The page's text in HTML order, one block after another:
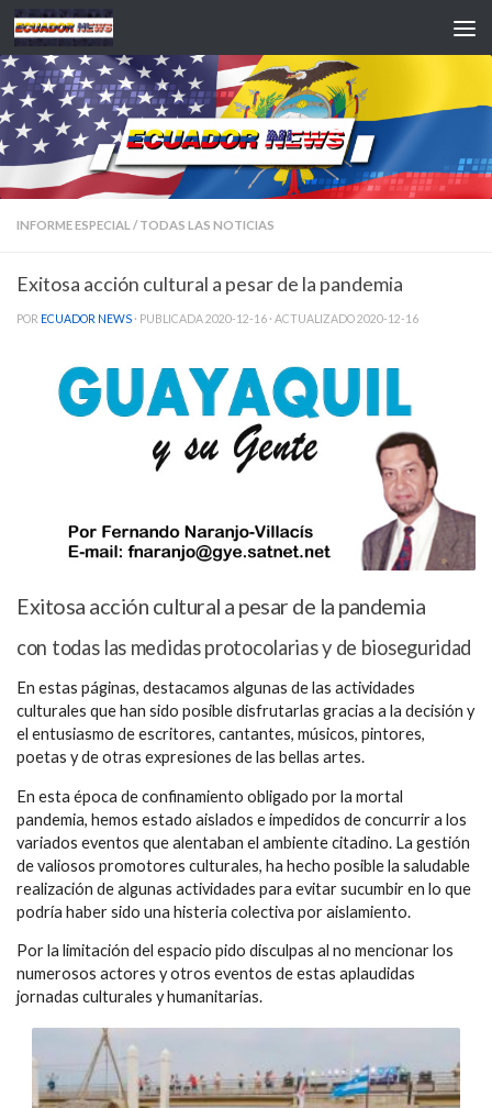
Saltar al contenido
INFORME ESPECIAL / TODAS LAS NOTICIAS
Exitosa acción cultural a pesar de la pandemia
POR ECUADOR NEWS · PUBLICADA2020-12-16 · ACTUALIZADO2020-12-16
Exitosa acción cultural a pesar de la pandemia
con todas las medidas protocolarias y de bioseguridad
En estas páginas, destacamos algunas de las actividades
culturales que han sido posible disfrutarlas gracias a la decisión y
el entusiasmo de escritores, cantantes, músicos, pintores,
poetas y de otras expresiones de las bellas artes.
En esta época de confinamiento obligado por la mortal
pandemia, hemos estado aislados e impedidos de concurrir a los
variados eventos que alentaban el ambiente citadino. La gestión
de valiosos promotores culturales, ha hecho posible la saludable
realización de algunas actividades para evitar sucumbir en lo que
podría haber sido una histeria colectiva por aislamiento.
Por la limitación del espacio pido disculpas al no mencionar los
numerosos actores y otros eventos de estas aplaudidas
jornadas culturales y humanitarias.